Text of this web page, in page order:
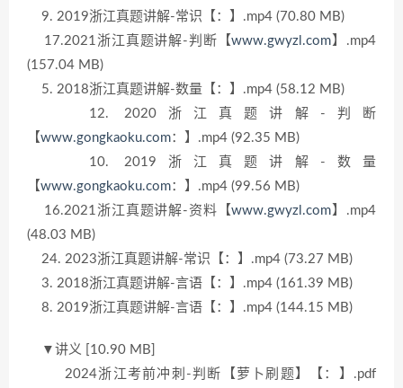
9. 2019浙江真题讲解-常识【：】.mp4 (70.80 MB)
17.2021浙江真题讲解-判断【www.gwyzl.com】.mp4
(157.04 MB)
5. 2018浙江真题讲解-数量【：】.mp4 (58.12 MB)
12. 2020浙江真题讲解-判断
【www.gongkaoku.com：】.mp4 (92.35 MB)
10. 2019浙江真题讲解-数量
【www.gongkaoku.com：】.mp4 (99.56 MB)
16.2021浙江真题讲解-资料【www.gwyzl.com】.mp4
(48.03 MB)
24. 2023浙江真题讲解-常识【：】.mp4 (73.27 MB)
3. 2018浙江真题讲解-言语【：】.mp4 (161.39 MB)
8. 2019浙江真题讲解-言语【：】.mp4 (144.15 MB)
▼讲义 [10.90 MB]
2024浙江考前冲刺-判断【萝卜刷题】【：】.pdf